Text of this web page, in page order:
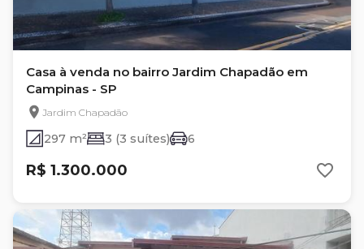
Casa à venda no bairro Jardim Chapadão em
Campinas - SP
Jardim Chapadão
297 m² 3 (3 suítes) 6
R$ 1.300.000